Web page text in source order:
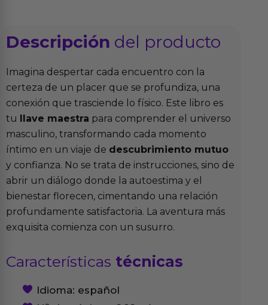
Descripción del producto
Imagina despertar cada encuentro con la
certeza de un placer que se profundiza, una
conexión que trasciende lo físico. Este libro es
tu llave maestra para comprender el universo
masculino, transformando cada momento
íntimo en un viaje de descubrimiento mutuo
y confianza. No se trata de instrucciones, sino de
abrir un diálogo donde la autoestima y el
bienestar florecen, cimentando una relación
profundamente satisfactoria. La aventura más
exquisita comienza con un susurro.
Características técnicas
Idioma: español